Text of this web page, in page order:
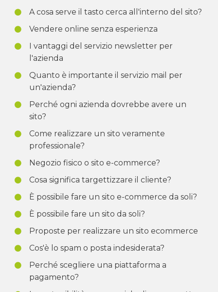
A cosa serve il tasto cerca all'interno del sito?
Vendere online senza esperienza
I vantaggi del servizio newsletter per
l'azienda
Quanto è importante il servizio mail per
un'azienda?
Perché ogni azienda dovrebbe avere un
sito?
Come realizzare un sito veramente
professionale?
Negozio fisico o sito e-commerce?
Cosa significa targettizzare il cliente?
È possibile fare un sito e-commerce da soli?
È possibile fare un sito da soli?
Proposte per realizzare un sito ecommerce
Cos'è lo spam o posta indesiderata?
Perché scegliere una piattaforma a
pagamento?